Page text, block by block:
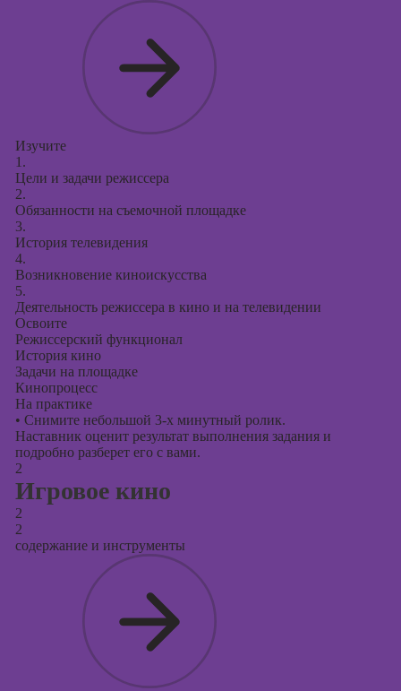
Изучите
1.
Цели и задачи режиссера
2.
Обязанности на съемочной площадке
3.
История телевидения
4.
Возникновение киноискусства
5.
Деятельность режиссера в кино и на телевидении
Освоите
Режиссерский функционал
История кино
Задачи на площадке
Кинопроцесс
На практике
• Снимите небольшой 3-х минутный ролик.
Наставник оценит результат выполнения задания и
подробно разберет его с вами.
2
Игровое кино
2
2
содержание и инструменты